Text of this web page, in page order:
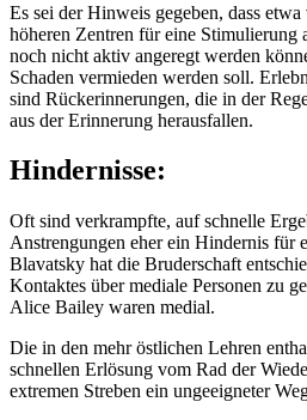
Es sei der Hinweis gegeben, dass
höheren Zentren für eine Stimulierung
noch nicht aktiv angeregt werden
Schaden vermieden werden soll.
sind Rückerinnerungen, die in der
aus der Erinnerung herausfallen.
Hindernisse:
Oft sind verkrampfte, auf schnelle
Anstrengungen eher ein Hindernis für
Blavatsky hat die Bruderschaft
Kontaktes über mediale Personen zu
Alice Bailey waren medial.
Die in den mehr östlichen Lehren
schnellen Erlösung vom Rad der
extremen Streben ein ungeeigneter